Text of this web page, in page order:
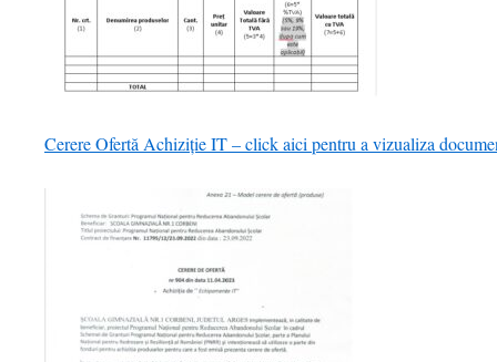
Cerere Ofertă Achiziție IT – click aici pentru a vizualiza